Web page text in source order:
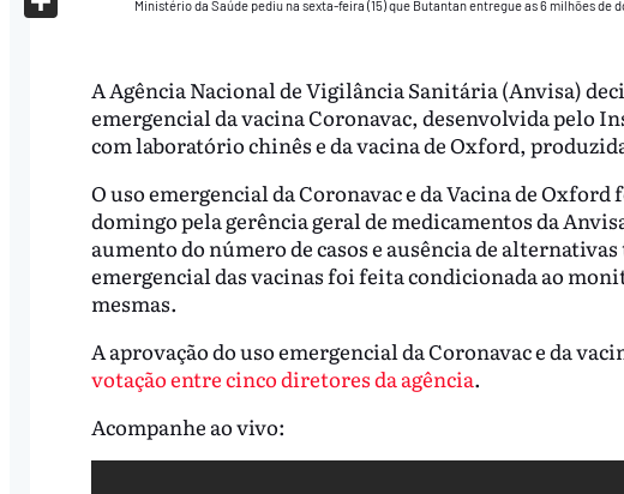
Ministério da Saúde pediu na sexta-feira (15) que Butantan entregue as 6 milhões de
A Agência Nacional de Vigilância Sanitária (Anvisa)
emergencial da vacina Coronavac, desenvolvida pelo
com laboratório chinês e da vacina de Oxford,
O uso emergencial da Coronavac e da Vacina de
domingo pela gerência geral de medicamentos da
aumento do número de casos e ausência de
emergencial das vacinas foi feita condicionada ao
mesmas.
A aprovação do uso emergencial da Coronavac e da
votação entre cinco diretores da agência.
Acompanhe ao vivo: